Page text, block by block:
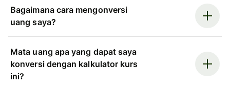
Bagaimana cara mengonversi
uang saya?
Mata uang apa yang dapat saya
konversi dengan kalkulator kurs
ini?